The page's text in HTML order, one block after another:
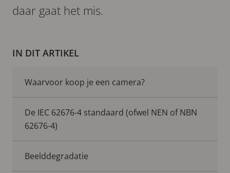
daar gaat het mis.
IN DIT ARTIKEL
Waarvoor koop je een camera?
De IEC 62676-4 standaard (ofwel NEN of NBN
62676-4)
Beelddegradatie